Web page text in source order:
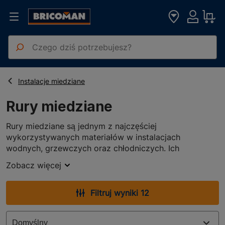
Strona główna
Artykuły Hydrauliczne
Instalacje miedziane
Rury miedziane
Rury miedziane
Rury miedziane są jednym z najczęściej
wykorzystywanych materiałów w instalacjach
wodnych, grzewczych oraz chłodniczych. Ich
miedzi, takich jak trwałość, odporność na korozję oraz
doskonała przewodność cieplna. Produkcja rur odbywa
się z wysokiej jakości surowca o potwierdzonych
parametrach technicznych, co gwarantuje ich
długotrwałe i bezawaryjne użytkowanie. Z tego
Zobacz więcej
Filtruj wyniki 12